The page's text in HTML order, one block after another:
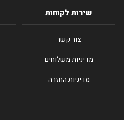
שירות לקוחות
צור קשר
מדיניות משלוחים
מדיניות החזרה